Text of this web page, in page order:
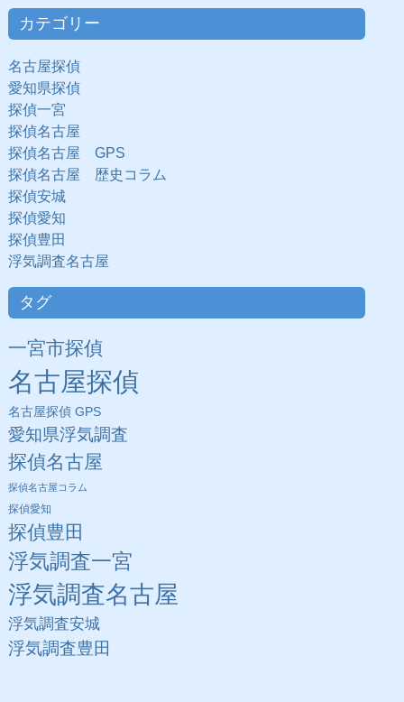
カテゴリー
名古屋探偵
愛知県探偵
探偵一宮
探偵名古屋
探偵名古屋 GPS
探偵名古屋 歴史コラム
探偵安城
探偵愛知
探偵豊田
浮気調査名古屋
タグ
一宮市探偵
名古屋探偵
名古屋探偵 GPS
愛知県浮気調査
探偵名古屋
探偵名古屋コラム
探偵愛知
探偵豊田
浮気調査一宮
浮気調査名古屋
浮気調査安城
浮気調査豊田